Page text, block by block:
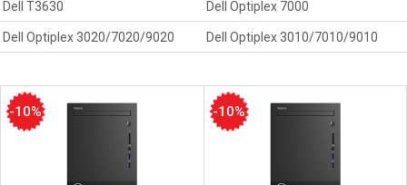
Dell T3630 Dell Optiplex 7000
Dell Optiplex 3020/7020/9020 Dell Optiplex 3010/7010/9010
-10% -10%